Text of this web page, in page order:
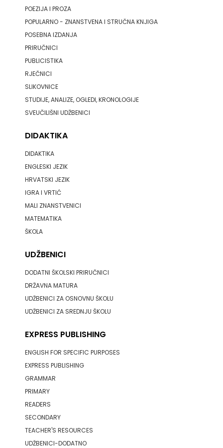
KNJIGA
Telegram
grupa
d.o.o.
TERAPIJA,
ZAGREB
Twins
Company
UDRUGA
GLUTEN
HNŽ
V.B.Z.
VORTO
PALABRA
ZNANJE
POEZIJA I PROZA
POPULARNO - ZNANSTVENA I STRUČNA KNJIGA
POSEBNA IZDANJA
PRIRUČNICI
PUBLICISTIKA
RJEČNICI
SLIKOVNICE
STUDIJE, ANALIZE, OGLEDI, KRONOLOGIJE
SVEUČILIŠNI UDŽBENICI
DIDAKTIKA
DIDAKTIKA
ENGLESKI JEZIK
HRVATSKI JEZIK
IGRA I VRTIĆ
MALI ZNANSTVENICI
MATEMATIKA
ŠKOLA
UDŽBENICI
DODATNI ŠKOLSKI PRIRUČNICI
DRŽAVNA MATURA
UDŽBENICI ZA OSNOVNU ŠKOLU
UDŽBENICI ZA SREDNJU ŠKOLU
EXPRESS PUBLISHING
ENGLISH FOR SPECIFIC PURPOSES
EXPRESS PUBLISHING
GRAMMAR
PRIMARY
READERS
SECONDARY
TEACHER'S RESOURCES
UDŽBENICI-DODATNO